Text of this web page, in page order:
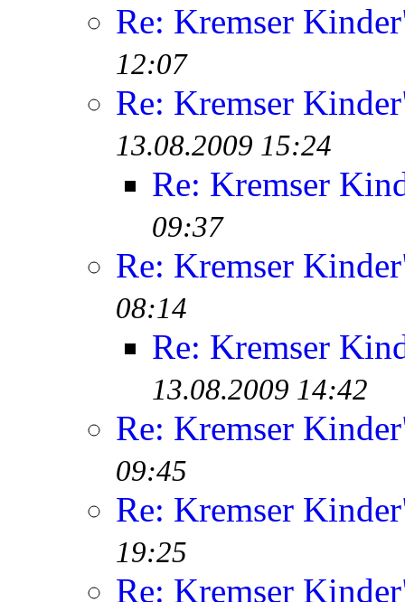
Re: Kremser
12:07
Re: Kremser
13.08.2009 15:24
Re: Kremser
09:37
Re: Kremser
08:14
Re: Kremser
13.08.2009 14:42
Re: Kremser
09:45
Re: Kremser
19:25
Re: Kremser